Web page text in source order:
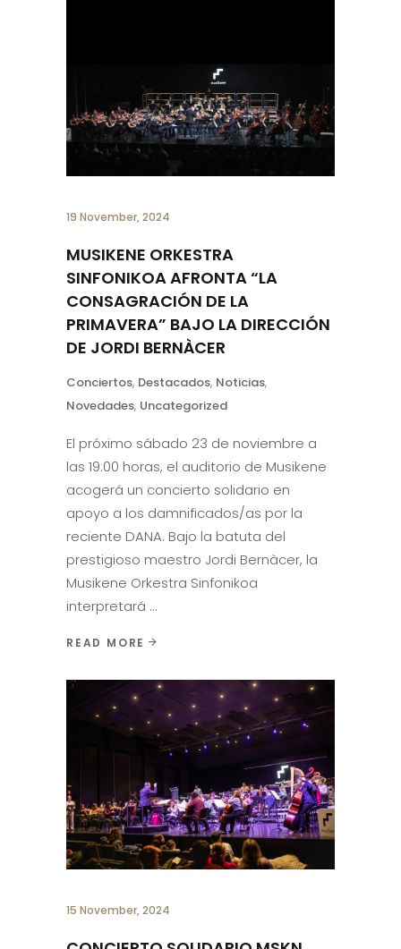
19 November, 2024
MUSIKENE ORKESTRA
SINFONIKOA AFRONTA “LA
CONSAGRACIÓN DE LA
PRIMAVERA” BAJO LA DIRECCIÓN
DE JORDI BERNÀCER
Conciertos, Destacados, Noticias,
Novedades, Uncategorized
El próximo sábado 23 de noviembre a
las 19:00 horas, el auditorio de Musikene
acogerá un concierto solidario en
apoyo a los damnificados/as por la
reciente DANA. Bajo la batuta del
prestigioso maestro Jordi Bernàcer, la
Musikene Orkestra Sinfonikoa
interpretará
READ MORE
15 November, 2024